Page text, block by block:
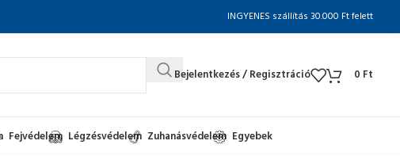
INGYENES szállítás 30.000 Ft felett
Bejelentkezés / Regisztráció 0 Ft
Fejvédelem Légzésvédelem Zuhanásvédelem Egyebek